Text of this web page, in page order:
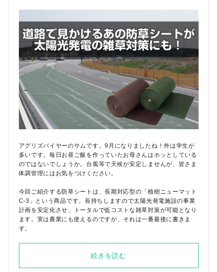
アグリズバイヤーのサムです。9月になりましたね！外は学生が
多いです。毎日お昼ご飯を作っていたお母さんはホッとしている
のではないでしょうか。台風等で天候が安定しませんが、皆さま
体調管理にはお気をつけください。
今回ご紹介する防草シートは、長期対応型の「植樹ニューマット
C-3」という商品です。長持ちしますので太陽光発電施設の事業
計画を安定化させ、トータルで低コストな雑草対策が可能となり
ます。実は農業にも使えるのですが、それは一番最後に書きま
す。
続きを読む